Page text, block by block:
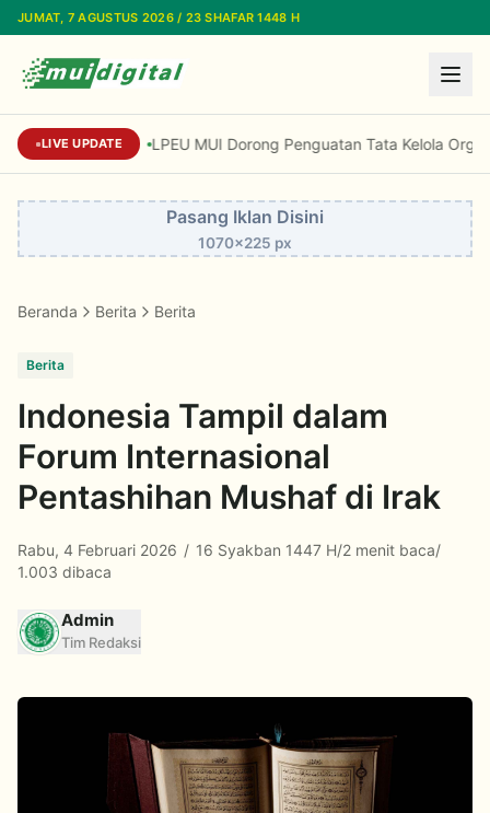
Lewati ke konten utama
JUMAT, 7 AGUSTUS 2026 / 23 SHAFAR 1448 H
LIVE UPDATE LPEU MUI Dorong Penguatan Tata Kelola
Pasang Iklan Disini
1070x225 px
Beranda Berita Berita
Berita
Indonesia Tampil dalam
Forum Internasional
Pentashihan Mushaf di Irak
Rabu, 4 Februari 2026 / 16 Syakban 1447 H/2 menit baca/
1.003 dibaca
Admin
Tim Redaksi